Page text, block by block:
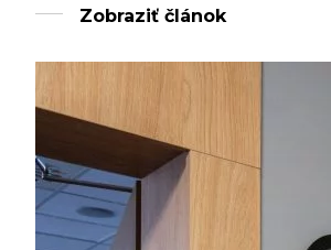
Zobraziť článok